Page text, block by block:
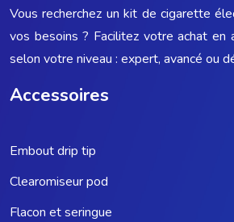
Vous recherchez un kit de cigarette
vos besoins ? Facilitez votre achat en
selon votre niveau : expert, avancé ou
Accessoires
Embout drip tip
Clearomiseur pod
Flacon et seringue